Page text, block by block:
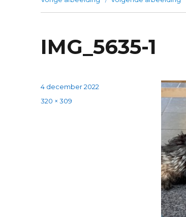
IMG_5635-1
Geplaatst
4 december 2022
Volledige
320 × 309